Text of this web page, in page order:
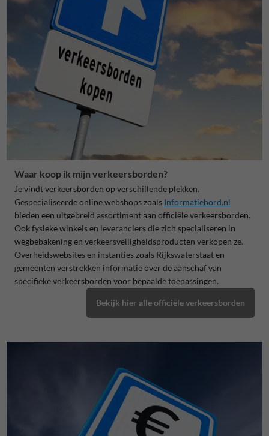
Waar koop ik mijn verkeersborden?
Je vindt verkeersborden op verschillende plekken.
Gespecialiseerde online webshops zoals Informatiebord.nl
bieden een uitgebreid assortiment aan officiële verkeersborden.
Ook fysieke winkels en leveranciers die zich specialiseren in
wegbebakening en verkeersveiligheidsproducten verkopen ze.
Overheidswebsites en instanties zoals Rijkswaterstaat en
gemeenten verstrekken informatie over de aanschaf van
specifieke verkeersborden voor bepaalde toepassingen.
Bekijk hier alle officiële verkeersborden